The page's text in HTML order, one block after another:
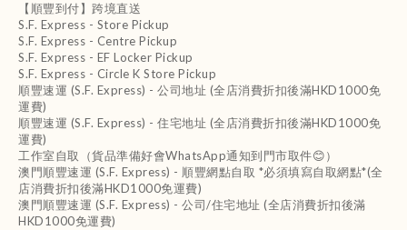
【順豐到付】跨境直送
S.F. Express - Store Pickup
S.F. Express - Centre Pickup
S.F. Express - EF Locker Pickup
S.F. Express - Circle K Store Pickup
順豐速運 (S.F. Express) - 公司地址 (全店消費折扣後滿HKD1000免
運費)
順豐速運 (S.F. Express) - 住宅地址 (全店消費折扣後滿HKD1000免
運費)
工作室自取（貨品準備好會WhatsApp通知到門市取件😊）
澳門順豐速運 (S.F. Express) - 順豐網點自取 *必須填寫自取網點*(全
店消費折扣後滿HKD1000免運費)
澳門順豐速運 (S.F. Express) - 公司/住宅地址 (全店消費折扣後滿
HKD1000免運費)